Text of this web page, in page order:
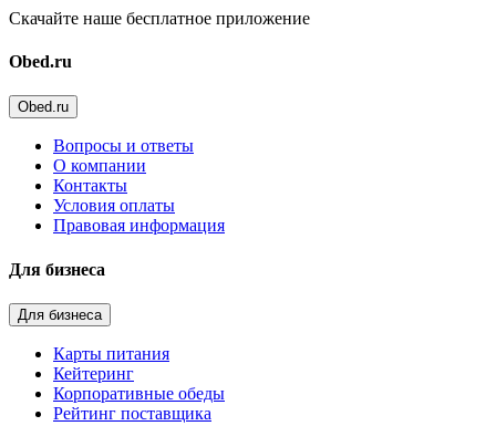
Скачайте наше бесплатное приложение
Obed.ru
Obed.ru
Вопросы и ответы
О компании
Контакты
Условия оплаты
Правовая информация
Для бизнеса
Для бизнеса
Карты питания
Кейтеринг
Корпоративные обеды
Рейтинг поставщика